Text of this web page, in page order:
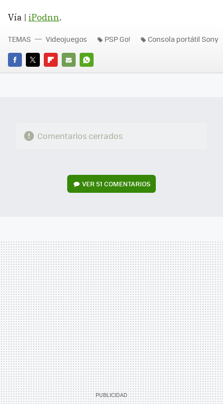
Vía | iPodnn.
FACEBOOK
TWITTERFLIPBOARD
E-
WHATSAPP
TEMAS Videojuegos PSP Go! Consola portátil Sony
Comentarios cerrados
VER51 COMENTARIOS